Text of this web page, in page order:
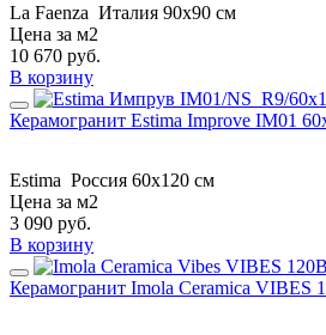
La Faenza Италия 90x90 см
Цена за м2
10 670 руб.
В корзину
Керамогранит Estima Improve IM01
Estima Россия 60x120 см
Цена за м2
3 090 руб.
В корзину
Керамогранит Imola Ceramica VIBES